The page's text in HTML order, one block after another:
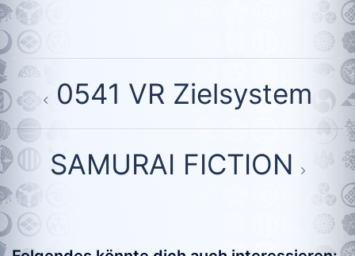
Beitragsnavigation
0541 VR Zielsystem
SAMURAI FICTION